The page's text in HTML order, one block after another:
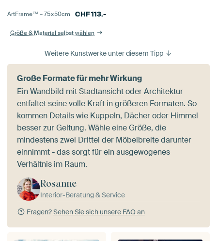
ArtFrame™ –75×50cm CHF113.-
Größe & Material selbst wählen
Weitere Kunstwerke unter diesem Tipp
Große Formate für mehr Wirkung
Ein Wandbild mit Stadtansicht oder Architektur
entfaltet seine volle Kraft in größeren Formaten. So
kommen Details wie Kuppeln, Dächer oder Himmel
besser zur Geltung. Wähle eine Größe, die
mindestens zwei Drittel der Möbelbreite darunter
einnimmt - das sorgt für ein ausgewogenes
Verhältnis im Raum.
Rosanne
Interior-Beratung & Service
Fragen?Sehen Sie sich unsere FAQ an